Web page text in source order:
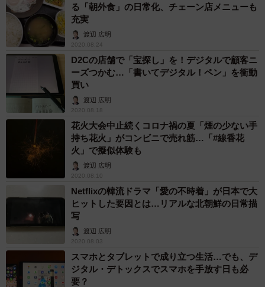
る「朝外食」の日常化、チェーン店メニューも
充実
渡辺 広明
2020.08.24
D2Cの店舗で「宝探し」を！デジタルで顧客ニ
ーズつかむ…「書いてデジタル！ペン」を衝動
買い
渡辺 広明
2020.08.18
花火大会中止続くコロナ禍の夏「煙の少ない手
持ち花火」がコンビニで売れ筋…「#線香花
火」で擬似体験も
渡辺 広明
2020.08.10
Netflixの韓流ドラマ「愛の不時着」が日本で大
ヒットした要因とは…リアルな北朝鮮の日常描
写
渡辺 広明
2020.08.03
スマホとタブレットで成り立つ生活…でも、デ
ジタル・デトックスでスマホを手放す日も必
要？